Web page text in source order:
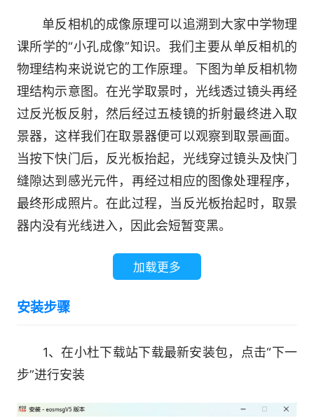
单反相机的成像原理可以追溯到大家中学物理
课所学的“小孔成像”知识。我们主要从单反相机的
物理结构来说说它的工作原理。下图为单反相机物
理结构示意图。在光学取景时，光线透过镜头再经
过反光板反射，然后经过五棱镜的折射最终进入取
景器，这样我们在取景器便可以观察到取景画面。
当按下快门后，反光板抬起，光线穿过镜头及快门
缝隙达到感光元件，再经过相应的图像处理程序，
最终形成照片。在此过程，当反光板抬起时，取景
器内没有光线进入，因此会短暂变黑。
加载更多
安装步骤
1、在小杜下载站下载最新安装包，点击“下一
步”进行安装